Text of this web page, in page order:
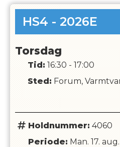
HS4 - 2026E
Torsdag
Tid: 16:30 - 17:00
Sted: Forum,
Holdnummer: 4060
Periode: Man. 17.